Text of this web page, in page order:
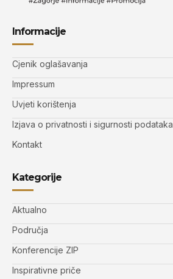
Informacije
Cjenik oglašavanja
Impressum
Uvjeti korištenja
Izjava o privatnosti i sigurnosti podataka
Kontakt
Kategorije
Aktualno
Područja
Konferencije ZIP
Inspirativne priče